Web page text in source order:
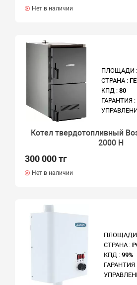
Нет в наличии
ПЛОЩАДИ :
СТРАНА :
КПД : 80
ГАРАНТИЯ :
Котел твердотопливный
2000 H
300 000 тг
Нет в наличии
СТРАНА :
КПД :99%
ГАРАНТИЯ